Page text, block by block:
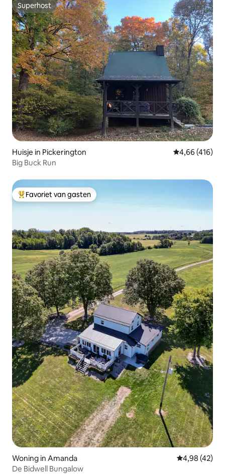
Superhost
Superhost
Huisje in Pickerington Gemiddelde
4,66 (416)
Big Buck Run
Topfavoriet van gasten
Favoriet van gasten
Woning in Amanda Gemiddelde
4,98 (42)
De Bidwell Bungalow